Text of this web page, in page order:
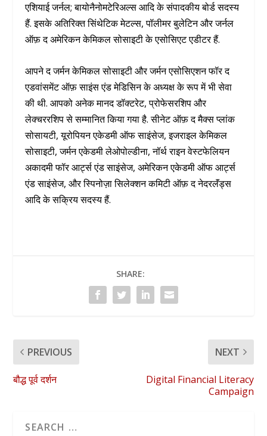
एशियाई जर्नल; बायोनैनोमटेरिअल्स आदि के संपादकीय बोर्ड सदस्य
हैं. इसके अतिरिक्त सिंथेटिक मेटल्स, पॉलीमर बुलेटिन और जर्नल
ऑफ़ द अमेरिकन केमिकल सोसाइटी के एसोसिएट एडीटर हैं.
आपने द जर्मन केमिकल सोसाइटी और जर्मन एसोसिएशन फॉर द
एडवांसमेंट ऑफ़ साइंस एंड मेडिसिन के अध्यक्ष के रूप में भी सेवा
की थी. आपको अनेक मानद डॉक्टरेट, प्रोफेसरशिप और
लेक्चररशिप से सम्मानित किया गया है. सीनेट ऑफ़ द मैक्स प्लांक
सोसायटी, यूरोपियन एकेडमी ऑफ साइंसेज, इजराइल केमिकल
सोसाइटी, जर्मन एकेडमी लेओपोल्डीना, नॉर्थ राइन वेस्टफेलियन
अकादमी फॉर आर्ट्स एंड साइंसेज, अमेरिकन एकेडमी ऑफ आर्ट्स
एंड साइंसेज, और स्पिनोज़ा सिलेक्शन कमिटी ऑफ़ द नेदरलॅंड्स
आदि के सक्रिय सदस्य हैं.
SHARE:
PREVIOUS
बौद्ध पूर्व दर्शन
NEXT
Digital Financial Literacy
Campaign